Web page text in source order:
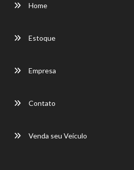
Home
Estoque
Empresa
Contato
Venda seu Veículo